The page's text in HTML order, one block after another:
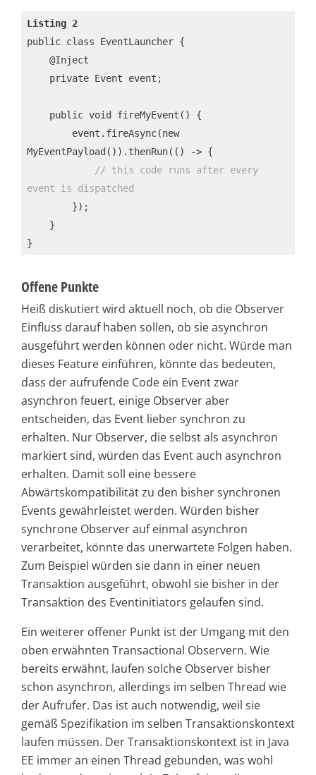
Listing 2
public class EventLauncher {
MyEventPayload()).thenRun(() -> {
   // this code runs after every
event is dispatched
Offene Punkte
Heiß diskutiert wird aktuell noch, ob die Observer
Einfluss darauf haben sollen, ob sie asynchron
ausgeführt werden können oder nicht. Würde man
dieses Feature einführen, könnte das bedeuten,
dass der aufrufende Code ein Event zwar
asynchron feuert, einige Observer aber
entscheiden, das Event lieber synchron zu
erhalten. Nur Observer, die selbst als asynchron
markiert sind, würden das Event auch asynchron
erhalten. Damit soll eine bessere
Abwärtskompatibilität zu den bisher synchronen
Events gewährleistet werden. Würden bisher
synchrone Observer auf einmal asynchron
verarbeitet, könnte das unerwartete Folgen haben.
Zum Beispiel würden sie dann in einer neuen
Transaktion ausgeführt, obwohl sie bisher in der
Transaktion des Eventinitiators gelaufen sind.
Ein weiterer offener Punkt ist der Umgang mit den
oben erwähnten Transactional Observern. Wie
bereits erwähnt, laufen solche Observer bisher
schon asynchron, allerdings im selben Thread wie
der Aufrufer. Das ist auch notwendig, weil sie
gemäß Spezifikation im selben Transaktionskontext
laufen müssen. Der Transaktionskontext ist in Java
EE immer an einen Thread gebunden, was wohl